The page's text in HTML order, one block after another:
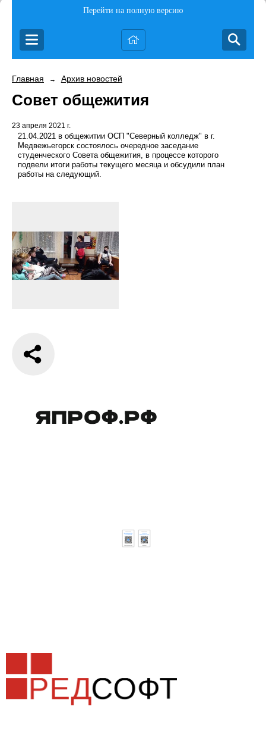
Перейти на полную версию
Главная → Архив новостей
Совет общежития
23 апреля 2021 г.
21.04.2021 в общежитии ОСП "Северный колледж" в г.
Медвежьегорск состоялось очередное заседание
студенческого Совета общежития, в процессе которого
подвели итоги работы текущего месяца и обсудили план
работы на следующий.